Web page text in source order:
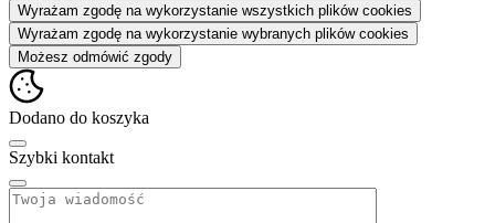
Wyrażam zgodę na wykorzystanie wszystkich plików cookies
Wyrażam zgodę na wykorzystanie wybranych plików cookies
Możesz odmówić zgody
Dodano do koszyka
Szybki kontakt